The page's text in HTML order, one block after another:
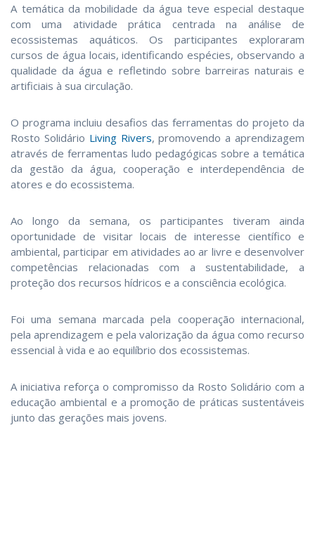
A temática da mobilidade da água teve especial destaque
com uma atividade prática centrada na análise de
ecossistemas aquáticos. Os participantes exploraram
cursos de água locais, identificando espécies, observando a
qualidade da água e refletindo sobre barreiras naturais e
artificiais à sua circulação.
O programa incluiu desafios das ferramentas do projeto da
Rosto Solidário Living Rivers, promovendo a aprendizagem
através de ferramentas ludo pedagógicas sobre a temática
da gestão da água, cooperação e interdependência de
atores e do ecossistema.
Ao longo da semana, os participantes tiveram ainda
oportunidade de visitar locais de interesse científico e
ambiental, participar em atividades ao ar livre e desenvolver
competências relacionadas com a sustentabilidade, a
proteção dos recursos hídricos e a consciência ecológica.
Foi uma semana marcada pela cooperação internacional,
pela aprendizagem e pela valorização da água como recurso
essencial à vida e ao equilíbrio dos ecossistemas.
A iniciativa reforça o compromisso da Rosto Solidário com a
educação ambiental e a promoção de práticas sustentáveis
junto das gerações mais jovens.